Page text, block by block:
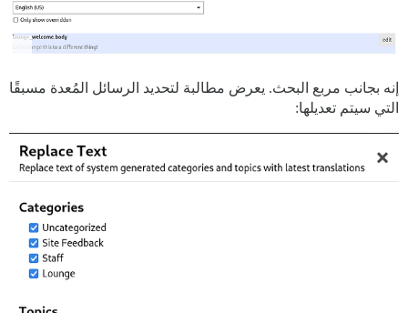
إنه بجانب مربع البحث. يعرض مطالبة لتحديد الرسائل المُعدة مسبقًا
التي سيتم تعديلها: